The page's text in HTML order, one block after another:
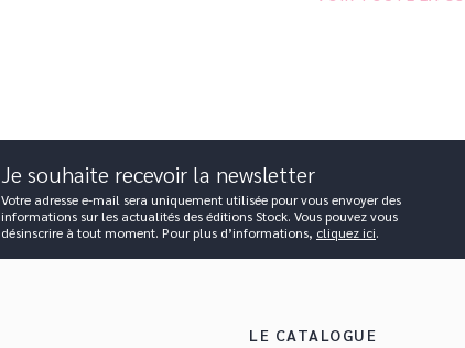
Je souhaite recevoir la newsletter
Votre adresse e-mail sera uniquement utilisée pour vous envoyer des
informations sur les actualités des éditions Stock. Vous pouvez vous
désinscrire à tout moment. Pour plus d’informations, cliquez ici.
LE CATALOGUE